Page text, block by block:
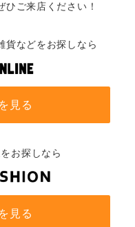
ご来店ください！
貨などをお探しなら
見る
お探しなら
見る